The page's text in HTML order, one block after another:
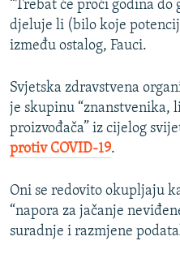
“Trebat će proći godina do
djeluje li (bilo koje
između ostalog, Fauci.
Svjetska zdravstvena
je skupinu “znanstvenika,
proizvođača” iz cijelog
protiv COVID-19.
Oni se redovito okupljaju
“napora za jačanje
suradnje i razmjene